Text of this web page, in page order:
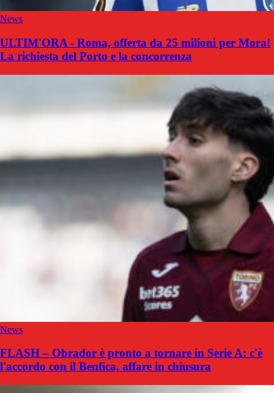
News
ULTIM'ORA - Roma, offerta da 25 milioni per Mora!
La richiesta del Porto e la concorrenza
News
FLASH – Obrador è pronto a tornare in Serie A: c'è
l'accordo con il Benfica, affare in chiusura